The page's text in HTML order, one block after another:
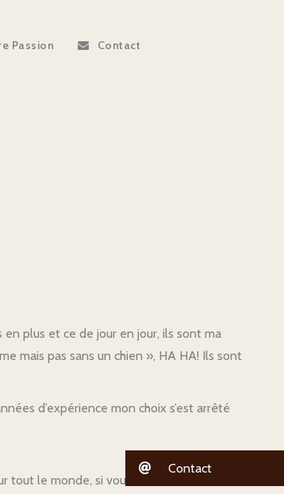
Passion Contact
en plus et ce de jour en jour, ils sont ma
mais pas sans un chien », HA HA! Ils sont
d’expérience mon choix s’est arrêté
tout le monde, si vous collectionnez les
Contact